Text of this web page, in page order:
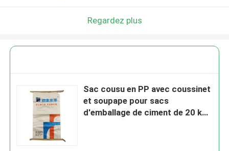
Regardez plus
Sac cousu en PP avec coussinet
et soupape pour sacs
d'emballage de ciment de 20 kg